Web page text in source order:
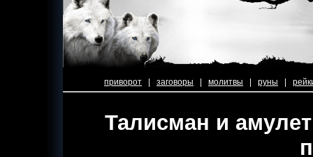
приворот заговоры молитвы руны
Талисман и